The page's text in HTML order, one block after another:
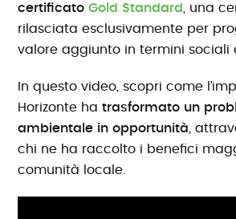
certificato Gold Standard
, una
rilasciata esclusivamente per
valore aggiunto in termini sociali
In questo video, scopri come
Horizonte hatrasformato un
ambientale in opportunità ,
chi ne ha raccolto i benefici
comunità locale.